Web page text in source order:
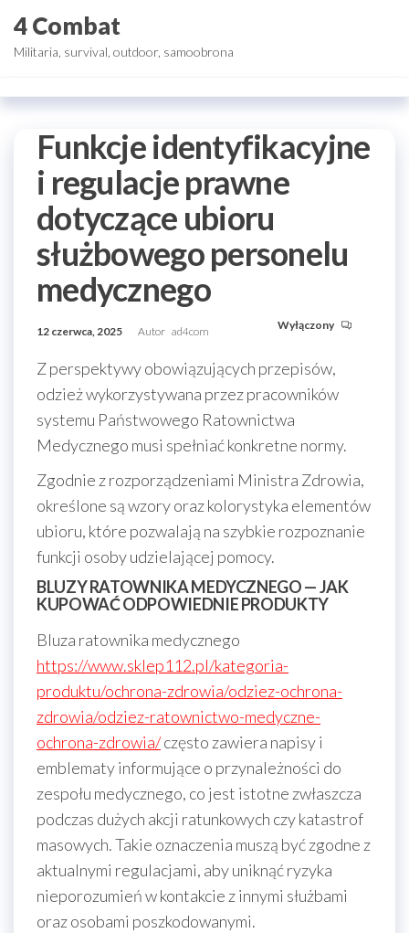
do
treści
4 Combat
Militaria, survival, outdoor, samoobrona
Funkcje identyfikacyjne
i regulacje prawne
dotyczące ubioru
służbowego personelu
medycznego
12 czerwca, 2025 Autor ad4com Wyłączony
Z perspektywy obowiązujących przepisów,
odzież wykorzystywana przez pracowników
systemu Państwowego Ratownictwa
Medycznego musi spełniać konkretne normy.
Zgodnie z rozporządzeniami Ministra Zdrowia,
określone są wzory oraz kolorystyka elementów
ubioru, które pozwalają na szybkie rozpoznanie
funkcji osoby udzielającej pomocy.
BLUZY RATOWNIKA MEDYCZNEGO — JAK
KUPOWAĆ ODPOWIEDNIE PRODUKTY
Bluza ratownika medycznego
https://www.sklep112.pl/kategoria-
produktu/ochrona-zdrowia/odziez-ochrona-
zdrowia/odziez-ratownictwo-medyczne-
ochrona-zdrowia/często zawiera napisy i
emblematy informujące o przynależności do
zespołu medycznego, co jest istotne zwłaszcza
podczas dużych akcji ratunkowych czy katastrof
masowych. Takie oznaczenia muszą być zgodne z
aktualnymi regulacjami, aby uniknąć ryzyka
nieporozumień w kontakcie z innymi służbami
oraz osobami poszkodowanymi.